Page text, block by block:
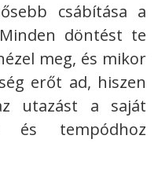
csábítása a
döntést te
meg, és mikor
erőt ad, hiszen
utazást a saját
és tempódhoz